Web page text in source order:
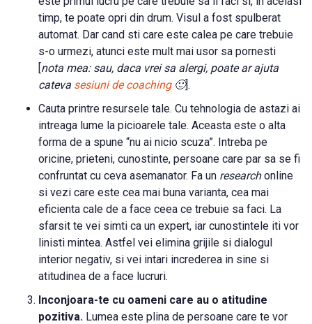
timp, te poate opri din drum. Visul a fost spulberat
automat. Dar cand sti care este calea pe care trebuie
s-o urmezi, atunci este mult mai usor sa pornesti
[nota mea: sau, daca vrei sa alergi, poate ar ajuta
cateva sesiuni de coaching🙂].
Cauta printre resursele tale. Cu tehnologia de astazi ai
intreaga lume la picioarele tale. Aceasta este o alta
forma de a spune “nu ai nicio scuza”. Intreba pe
oricine, prieteni, cunostinte, persoane care par sa se fi
confruntat cu ceva asemanator. Fa un researchonline
si vezi care este cea mai buna varianta, cea mai
eficienta cale de a face ceea ce trebuie sa faci. La
sfarsit te vei simti ca un expert, iar cunostintele iti vor
linisti mintea. Astfel vei elimina grijile si dialogul
interior negativ, si vei intari increderea in sine si
atitudinea de a face lucruri.
Inconjoara-te cu oameni care au o atitudine
pozitiva. Lumea este plina de persoane care te vor